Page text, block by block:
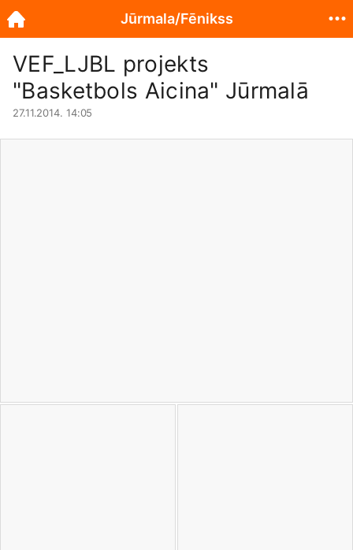
VEF_LJBL projekts
"Basketbols Aicina" Jūrmalā
27.11.2014. 14:05
Jūrmala/Fēnikss